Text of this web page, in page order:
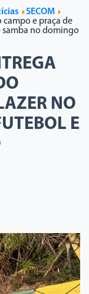
SECOM
e praça de
samba no domingo
NO
E